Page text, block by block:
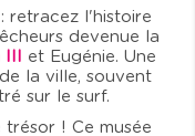
: retracez l'histoire
devenue la
III et Eugénie. Une
la ville, souvent
sur le surf.
trésor ! Ce musée